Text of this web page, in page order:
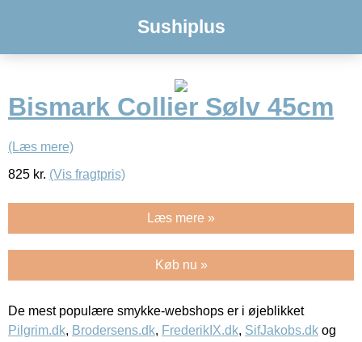
Sushiplus
Bismark Collier Sølv 45cm
(Læs mere)
825 kr. (Vis fragtpris)
Læs mere »
Køb nu »
De mest populære smykke-webshops er i øjeblikket
Pilgrim.dk, Brodersens.dk, FrederikIX.dk, SifJakobs.dk og